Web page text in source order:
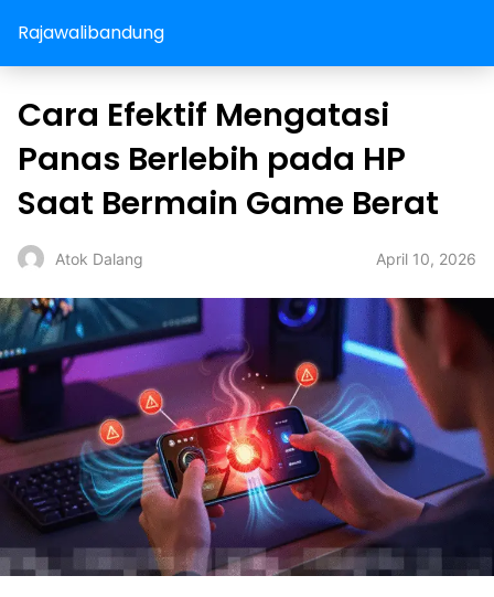
Rajawalibandung
Cara Efektif Mengatasi
Panas Berlebih pada HP
Saat Bermain Game Berat
Atok Dalang April 10, 2026